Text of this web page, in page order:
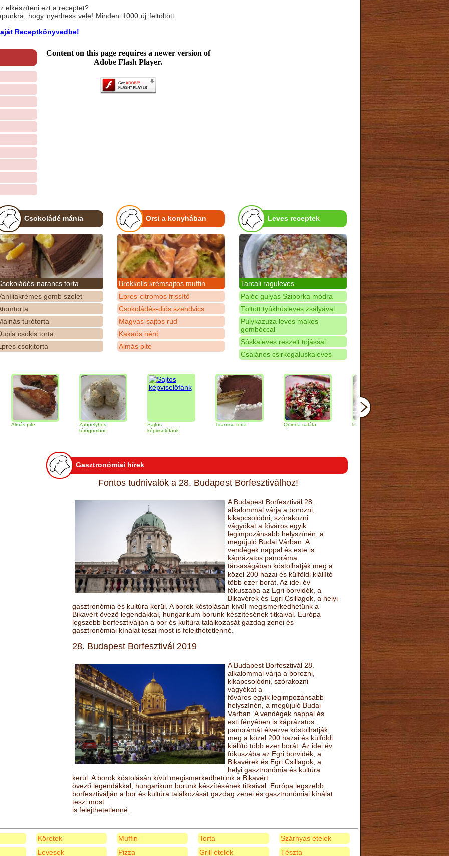
elkészíteni ezt a receptet?
hogy nyerhess vele! Minden 1000 új feltöltött
Receptkönyvedbe!
Content on this page requires a newer version of
Adobe Flash Player.
Csokoládé mánia
narancs torta
gomb szelet
túrótorta
csokis torta
csokitorta
Orsi a konyhában
Brokkolis krémsajtos muffin
Epres-citromos frissítő
Csokoládés-diós szendvics
Magvas-sajtos rúd
Kakaós néró
Almás pite
Leves receptek
Tarcali raguleves
Palóc gulyás Sziporka módra
Töltött tyúkhúsleves zsályával
Pulykazúza leves mákos
gombóccal
Sóskaleves reszelt tojással
Csalános csirkegaluskaleves
Zabpelyhes
túrógombóc
képviselőfánk
Tiramisu torta Quinoa saláta Mandulás kifli
Csokoládés-
narancs torta
Gasztronómiai hírek
Fontos tudnivalók a 28. Budapest Borfesztiválhoz!
A Budapest Borfesztivál 28.
alkalommal várja a borozni,
kikapcsolódni, szórakozni
vágyókat a főváros egyik
legimpozánsabb helyszínén, a
megújuló Budai Várban. A
vendégek nappal és este is
káprázatos panoráma
társaságában kóstolhatják meg a
közel 200 hazai és külföldi kiállító
több ezer borát. Az idei év
fókuszába az Egri borvidék, a
Bikavérek és Egri Csillagok, a helyi
gasztronómia és kultúra kerül. A borok kóstolásán kívül megismerkedhetünk a
Bikavért övező legendákkal, hungarikum borunk készítésének titkaival. Európa
legszebb borfesztiválján a bor és kultúra találkozását gazdag zenei és
gasztronómiai kínálat teszi most is felejthetetlenné.
28. Budapest Borfesztivál 2019
A Budapest Borfesztivál 28.
alkalommal várja a borozni,
kikapcsolódni, szórakozni
vágyókat a
főváros egyik legimpozánsabb
helyszínén, a megújuló Budai
Várban. A vendégek nappal és
esti fényében is káprázatos
panorámát élvezve kóstolhatják
meg a közel 200 hazai és külföldi
kiállító több ezer borát. Az idei év
fókuszába az Egri borvidék, a
Bikavérek és Egri Csillagok, a
helyi gasztronómia és kultúra
kerül. A borok kóstolásán kívül megismerkedhetünk a Bikavért
övező legendákkal, hungarikum borunk készítésének titkaival. Európa legszebb
borfesztiválján a bor és kultúra találkozását gazdag zenei és gasztronómiai kínálat
teszi most
is felejthetetlenné.
Köretek
Levesek
Muffin
Pizza
Torta
Grill ételek
Szárnyas ételek
Tészta